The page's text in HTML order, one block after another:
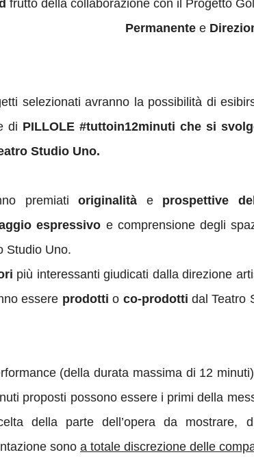
frutto della collaborazione con il Progetto
Permanente e
selezionati avranno la possibilità di
di PILLOLE #tuttoin12minuti che si
Studio Uno.
premiatioriginalità e prospettive
espressivo e comprensione degli
Studio Uno.
più interessanti giudicati dalla direzione
essere prodotti o co-prodotti dal Teatro
(della durata massima di 12
proposti possono essere i primi della
della parte dell’opera da mostrare,
sono a totale discrezione delle